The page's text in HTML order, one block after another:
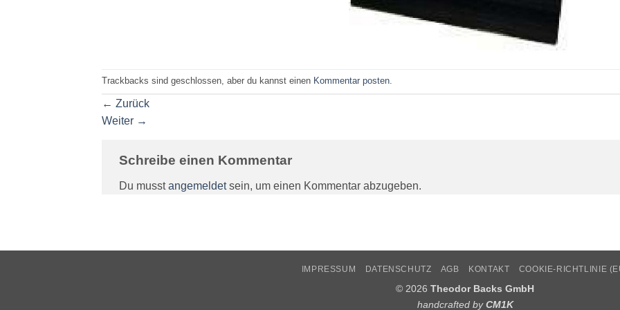
Trackbacks sind geschlossen, aber du kannst einen Kommentar posten
← Zurück
Weiter →
Schreibe einen Kommentar
Du musstangemeldetsein, um einen Kommentar abzugeben.
IMPRESSUM DATENSCHUTZ AGB KONTAKT COOKIE-RICHTLINIE
© 2026 Theodor Backs GmbH
handcrafted byCM1K